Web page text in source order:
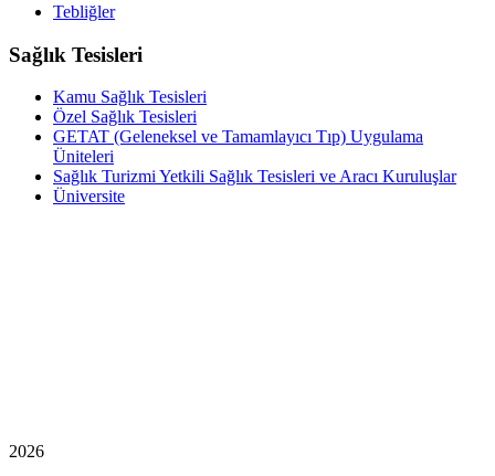
Tebliğler
Sağlık Tesisleri
Kamu Sağlık Tesisleri
Özel Sağlık Tesisleri
GETAT (Geleneksel ve Tamamlayıcı Tıp) Uygulama
Üniteleri
Sağlık Turizmi Yetkili Sağlık Tesisleri ve Aracı Kuruluşlar
Üniversite
2026